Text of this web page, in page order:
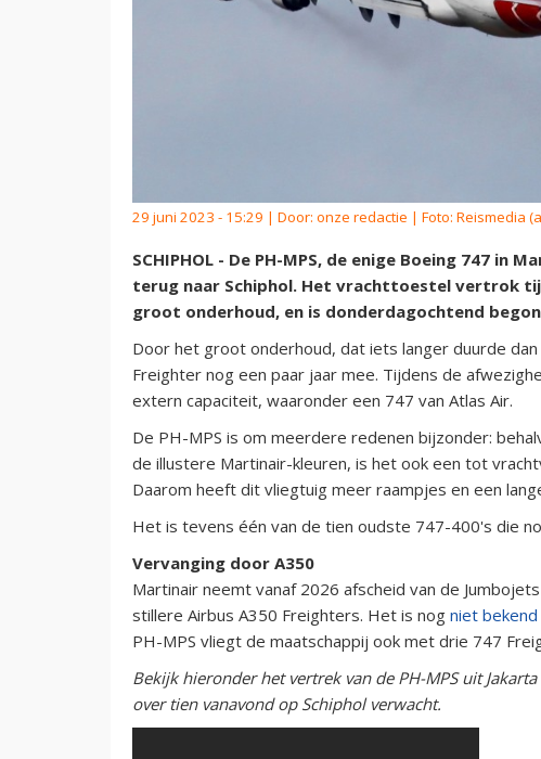
29 juni 2023 - 15:29 | Door: onze redactie | Foto: Reismedia
SCHIPHOL - De PH-MPS, de enige Boeing 747 in
terug naar Schiphol. Het vrachttoestel vertrok
groot onderhoud, en is donderdagochtend
Door het groot onderhoud, dat iets langer duurde
Freighter nog een paar jaar mee. Tijdens de
extern capaciteit, waaronder een 747 van Atlas Air.
De PH-MPS is om meerdere redenen bijzonder:
de illustere Martinair-kleuren, is het ook een tot
Daarom heeft dit vliegtuig meer raampjes en een
Het is tevens één van de tien oudste 747-400's die
Vervanging door A350
Martinair neemt vanaf 2026 afscheid van de
stillere Airbus A350 Freighters. Het is nog niet bekend
PH-MPS vliegt de maatschappij ook met drie 747
Bekijk hieronder het vertrek van de PH-MPS uit
over tien vanavond op Schiphol verwacht.